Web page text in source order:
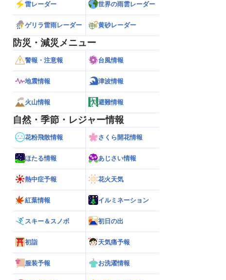
雷レーダー 世界の雨雲レーダー
ゲリラ雷雨レーダー 黄砂レーダー
防災・減災メニュー
警報・注意報 台風情報
地震情報 津波情報
火山情報 避難情報
自然・季節・レジャー情報
花粉飛散情報 さくら開花情報
ほたる情報 あじさい情報
熱中症予報 花火天気
紅葉情報 イルミネーション
スキー＆スノボ 初日の出
初詣 天気痛予報
服装予報 お洗濯情報